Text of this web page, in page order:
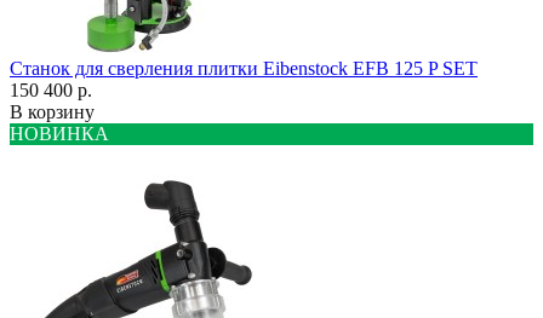
Станок для сверления плитки Eibenstock EFB 125 P SET
150 400 р.
В корзину
НОВИНКА